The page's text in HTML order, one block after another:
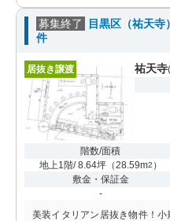
募集終了
目黒区（祐天
件
居抜き譲渡 祐天寺
階数/面積
地上1階/ 8.64坪（28.59m2 ）
敷金・保証金
-
美装イタリアン居抜き物件！